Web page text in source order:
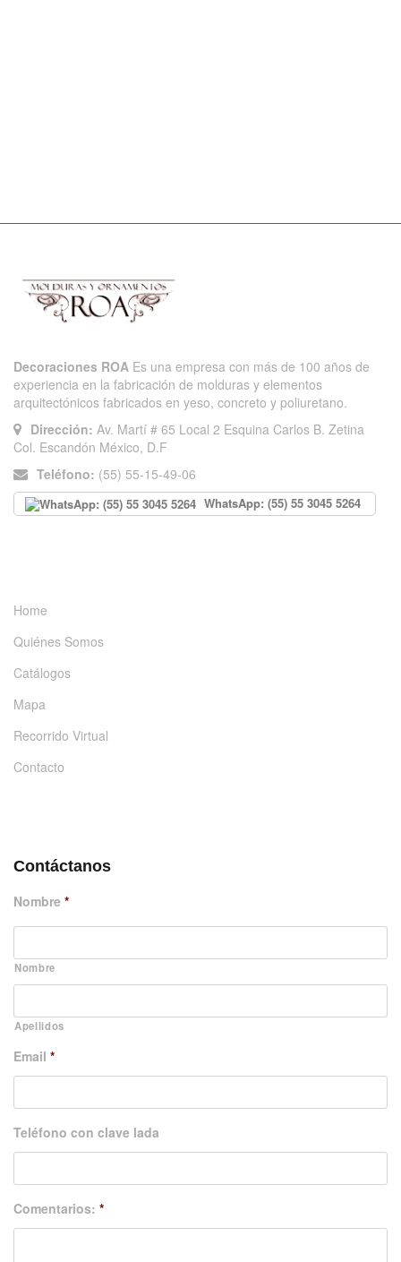
Decoraciones ROA Es una empresa con más de 100 años de
experiencia en la fabricación de molduras y elementos
arquitectónicos fabricados en yeso, concreto y poliuretano.
Dirección: Av. Martí # 65 Local 2 Esquina Carlos B. Zetina
Col. Escandón México, D.F
Teléfono: (55) 55-15-49-06
WhatsApp: (55) 55 3045 5264
Home
Quiénes Somos
Catálogos
Mapa
Recorrido Virtual
Contacto
Contáctanos
Nombre *
Nombre
Apellidos
Email *
Teléfono con clave lada
Comentarios: *